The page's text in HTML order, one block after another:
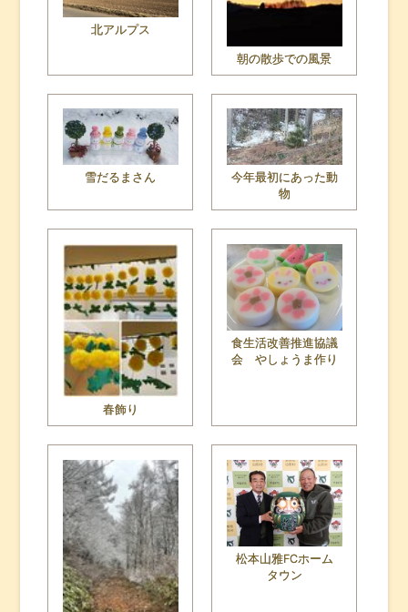
北アルプス
朝の散歩での風景
雪だるまさん
今年最初にあった動
物
春飾り
食生活改善推進協議
会 やしょうま作り
松本山雅FCホーム
タウン